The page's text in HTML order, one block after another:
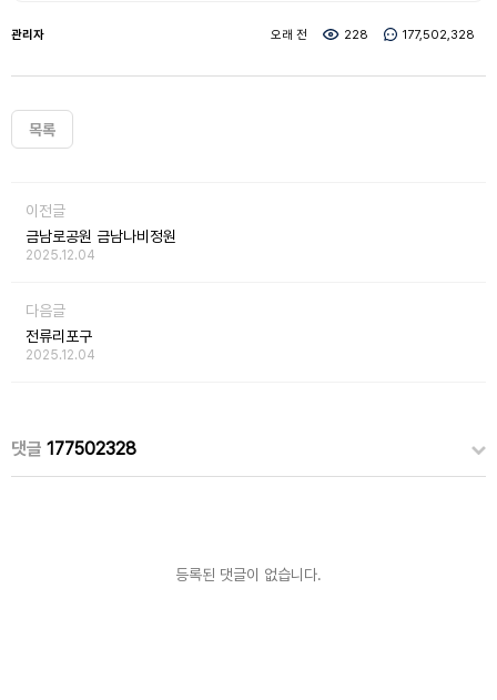
관리자 오래 전 228 177,502,328
목록
이전글
금남로공원 금남나비정원
2025.12.04
다음글
전류리포구
2025.12.04
댓글 177502328
등록된 댓글이 없습니다.